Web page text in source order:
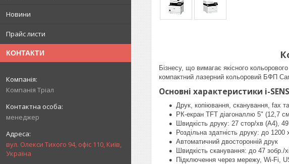
Новини
Прайс листи
КОНТАКТИ
Компанія Тріал
менеджер
вул. Олекси Тихого 94, офіс 110, Київ,
Україна
Бізнесу, що вимагає якісного
компактний лазерний кольоровий БФП
Основні характеристики i-
Друк, копіювання, сканування, fax
РК-екран TFT діагоналлю 5" (12,7
Швидкість друку: 27 стор/хв (A4),
Роздільна здатність друку: до
Автоматичний двосторонній друк
Швидкість сканування: до 47 зобр./
Підключення через мережу, Wi-Fi,